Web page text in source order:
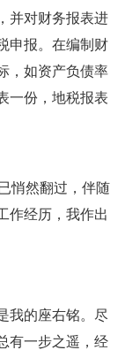
并对财务报表进
申报。在编制财
，如资产负债率
一份，地税报表
悄然翻过，伴随
作经历，我作出
我的座右铭。尽
有一步之遥，经